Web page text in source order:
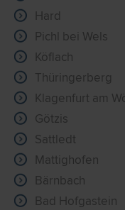
Hard
Pichl bei Wels
Köflach
Thüringerberg
Klagenfurt am
Götzis
Sattledt
Mattighofen
Bärnbach
Bad Hofgastein